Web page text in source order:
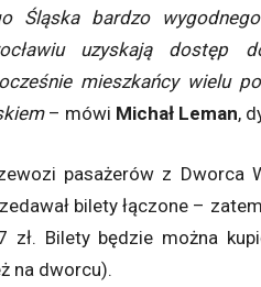
Śląska bardzo
uzyskają dostęp
mieszkańcy wielu
– mówi Michał Leman,
pasażerów z Dworca
bilety łączone –
zł. Bilety będzie można
na dworcu).